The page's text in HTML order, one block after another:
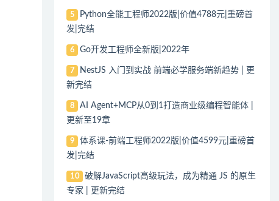
5
Python全能工程师2022版|价值4788元|重磅首
发|完结
6 Go开发工程师全新版|2022年
7
NestJS 入门到实战 前端必学服务端新趋势 | 更
新完结
8
AI Agent+MCP从0到1打造商业级编程智能体 |
更新至19章
9
体系课-前端工程师2022版|价值4599元|重磅首
发|完结
10
破解JavaScript高级玩法，成为精通 JS 的原生
专家 | 更新完结